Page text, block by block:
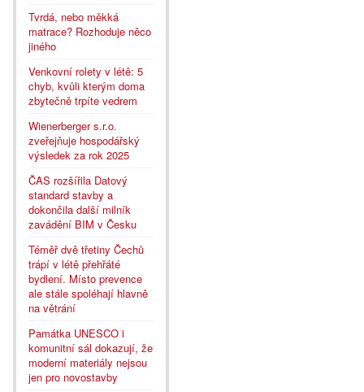
Tvrdá, nebo měkká
matrace? Rozhoduje něco
jiného
Venkovní rolety v létě: 5
chyb, kvůli kterým doma
zbytečně trpíte vedrem
Wienerberger s.r.o.
zveřejňuje hospodářský
výsledek za rok 2025
ČAS rozšířila Datový
standard stavby a
dokončila další milník
zavádění BIM v Česku
Téměř dvě třetiny Čechů
trápí v létě přehřáté
bydlení. Místo prevence
ale stále spoléhají hlavně
na větrání
Památka UNESCO i
komunitní sál dokazují, že
moderní materiály nejsou
jen pro novostavby